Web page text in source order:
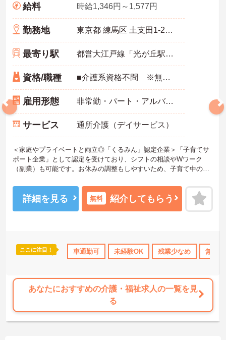
日勤のみ 年間休日110日以上 ブランクOK 資格取得サポ
給料 時給1,346円～1,577円
勤務地 東京都 練馬区 土支田1-20-11
最寄り駅 都営大江戸線「光が丘駅」徒歩14分
資格/職種 ■介護系資格不問 ※無資格者:入社半年以内に会社負担で認知症介護基礎研修受講 ■経験不問
雇用形態 非常勤・パート・アルバイト
サービス 通所介護（デイサービス）
＜家庭やプライベートと両立◎「くるみん」認定企業＞「子育てサ
ポート企業」として認定を受けており、シフトの相談やWワーク
（副業）も可能です。お休みの調整もしやすいため、子育て中の方
心のデイサービスなので生活リズムも整えやすく、プライベートな
時間もしっかり確保できる働きやすい職場です。
＜ありがとう」が嬉しい！工夫とアイデアが活きる仕事＞食事や入
がとう」と感謝の言葉をいただけたり、信頼関係が深まっていく喜
びを感じられるのが大きなやりがいです。介護度が比較的高くない
詳細を見る 無料 紹介してもらう
ここに注目！ 車通勤可 未経験OK 残業少なめ 無資
あなたにおすすめの介護・福祉求人の一覧を見
る